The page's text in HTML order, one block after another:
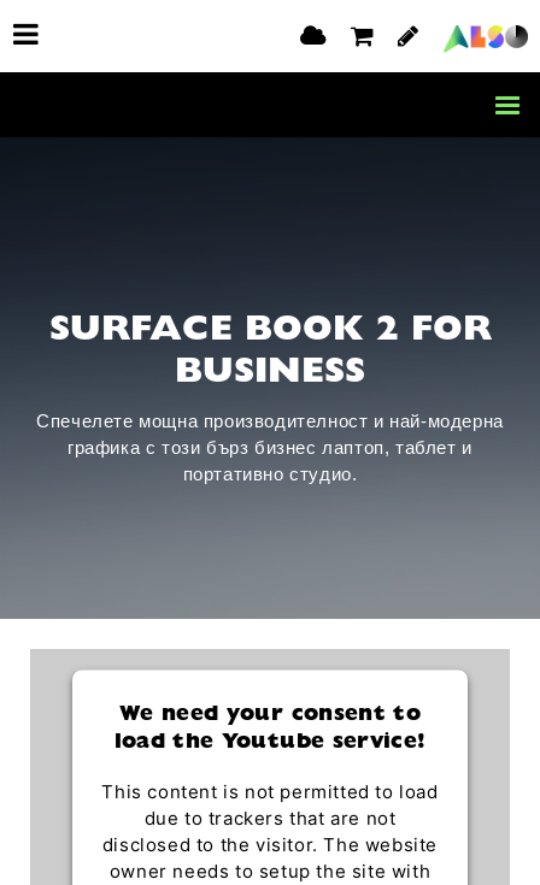
SURFACE BOOK 2 FOR
BUSINESS
Спечелете мощна производителност и най-модерна
графика с този бърз бизнес лаптоп, таблет и
портативно студио.
We need your consent to
load the Youtube service!
This content is not permitted to load
due to trackers that are not
disclosed to the visitor. The website
owner needs to setup the site with